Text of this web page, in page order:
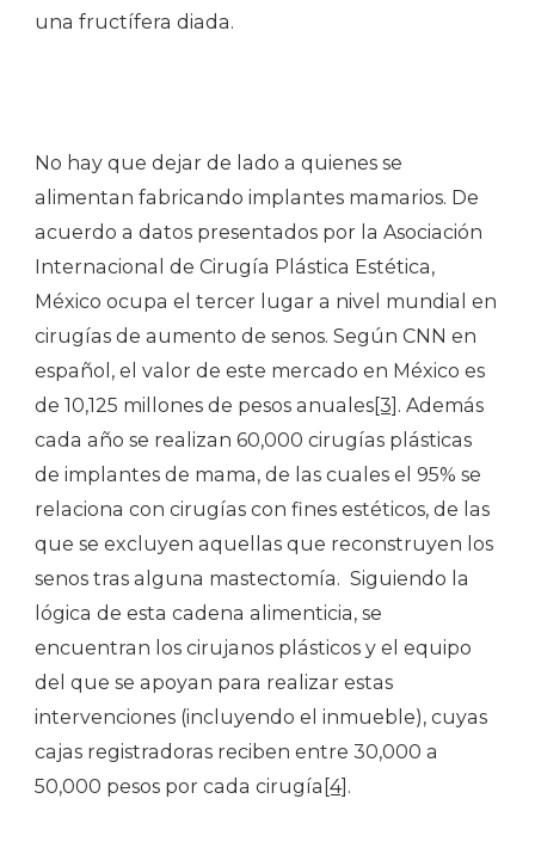
una fructífera diada.
No hay que dejar de lado a quienes se
alimentan fabricando implantes mamarios. De
acuerdo a datos presentados por la Asociación
Internacional de Cirugía Plástica Estética,
México ocupa el tercer lugar a nivel mundial en
cirugías de aumento de senos. Según CNN en
español, el valor de este mercado en México es
de 10,125 millones de pesos anuales[3] . Además
cada año se realizan 60,000 cirugías plásticas
de implantes de mama, de las cuales el 95% se
relaciona con cirugías con fines estéticos, de las
que se excluyen aquellas que reconstruyen los
senos tras alguna mastectomía. Siguiendo la
lógica de esta cadena alimenticia, se
encuentran los cirujanos plásticos y el equipo
del que se apoyan para realizar estas
intervenciones (incluyendo el inmueble), cuyas
cajas registradoras reciben entre 30,000 a
50,000 pesos por cada cirugía [4] .